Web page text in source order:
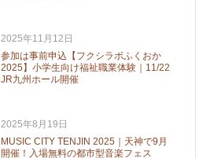
2025年11月12日
参加は事前申込【フクシラボふくおか
2025】小学生向け福祉職業体験｜11/22
JR九州ホール開催
2025年8月19日
MUSIC CITY TENJIN 2025｜天神で9月
開催！入場無料の都市型音楽フェス